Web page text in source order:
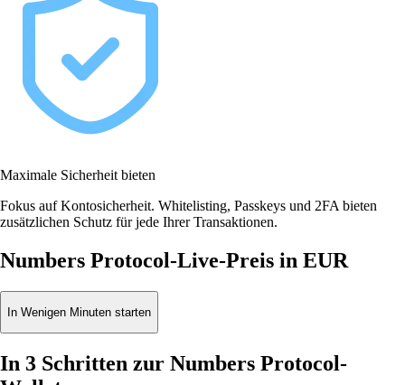
Maximale Sicherheit bieten
Fokus auf Kontosicherheit. Whitelisting, Passkeys und 2FA bieten
zusätzlichen Schutz für jede Ihrer Transaktionen.
Numbers Protocol-Live-Preis in EUR
In Wenigen Minuten starten
In 3 Schritten zur Numbers Protocol-